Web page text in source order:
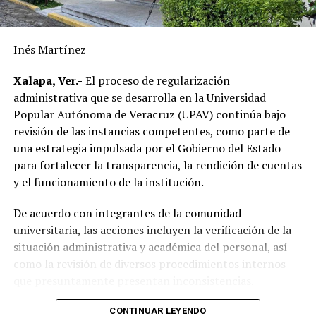
supera la realizada durante los últimos diez años,
reflejando el resultado de las gestiones emprendidas por
las principales demandas de la población.
“Mejorar el servicio de energía eléctrica ha sido una
prioridad desde el inicio de mi gobierno y continuaremos
gestionando recursos y proyectos que contribuyan al
desarrollo del municipio y al bienestar de las familias
alvaradeñas”.
Por último, reconoció y agradeció a la gobernadora del
Alvarado, así como a personal directivo de la CFE por la
disposición y coordinación institucional para impulsar
estas importantes acciones en beneficio del municipio.
Inés Martínez
Xalapa, Ver.- El proceso de regularización
administrativa que se desarrolla en la Universidad
Popular Autónoma de Veracruz (UPAV) continúa bajo
revisión de las instancias competentes, como parte de
una estrategia impulsada por el Gobierno del Estado
para fortalecer la transparencia, la rendición de cuentas
y el funcionamiento de la institución.
De acuerdo con integrantes de la comunidad
universitaria, las acciones incluyen la verificación de la
situación administrativa y académica del personal, así
como la revisión de diversos procedimientos internos
Entre los aspectos que son objeto de análisis se
CONTINUAR LEYENDO